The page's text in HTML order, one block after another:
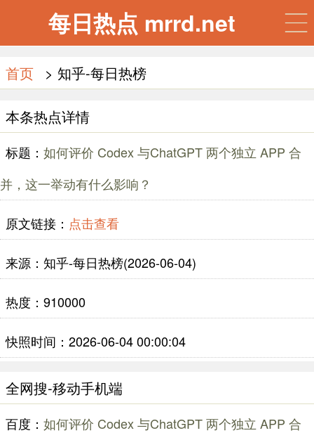
每日热点 mrrd.net
首页 > 知乎-每日热榜
本条热点详情
标题： 如何评价 Codex 与ChatGPT 两个独立 APP 合
并，这一举动有什么影响？
原文链接： 点击查看
来源：知乎-每日热榜(2026-06-04)
热度：910000
快照时间：2026-06-04 00:00:04
全网搜-移动手机端
百度： 如何评价 Codex 与ChatGPT 两个独立 APP 合